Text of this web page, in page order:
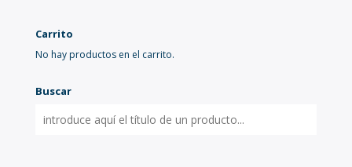
Carrito
No hay productos en el carrito.
Buscar